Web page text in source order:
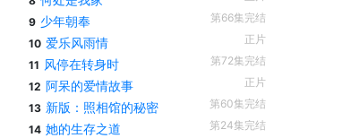
9 少年朝奉
第66集完结
10 爱乐风雨情
正片
11 风停在转身时
第72集完结
12 阿呆的爱情故事
正片
13 新版：照相馆的秘密
第60集完结
14 她的生存之道
第24集完结